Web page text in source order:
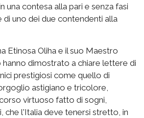
una contesa alla pari e senza fasi
di uno dei due contendenti alla
Etinosa Oliha e il suo Maestro
dimostrato a chiare lettere di
prestigiosi come quello di
astigiano e tricolore,
virtuoso fatto di sogni,
che l'Italia deve tenersi stretto, in